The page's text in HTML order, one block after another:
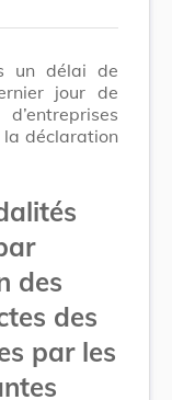
un délai de
jour de
déclaration
des
des
par les